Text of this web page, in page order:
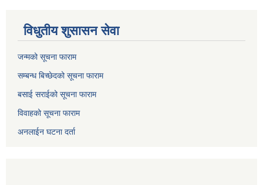
विधुतीय शुसासन सेवा
जन्मको सूचना फाराम
सम्बन्ध बिच्छेदको सूचना फाराम
बसाई सराईको सूचना फाराम
विवाहको सूचना फाराम
अनलाईन घटना दर्ता